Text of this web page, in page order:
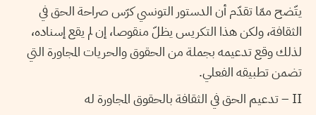
يتّضح ممّا تقدّم أن الدستور التونسي كرّس صراحة الحق في
الثقافة، ولكن هذا التكريس يظلّ منقوصا، إن لم يقع إسناده،
لذلك وقع تدعيمه بجملة من الحقوق والحريات المجاورة التي
تضمن تطبيقه الفعلي.
II – تدعيم الحق في الثقافة بالحقوق المجاورة له